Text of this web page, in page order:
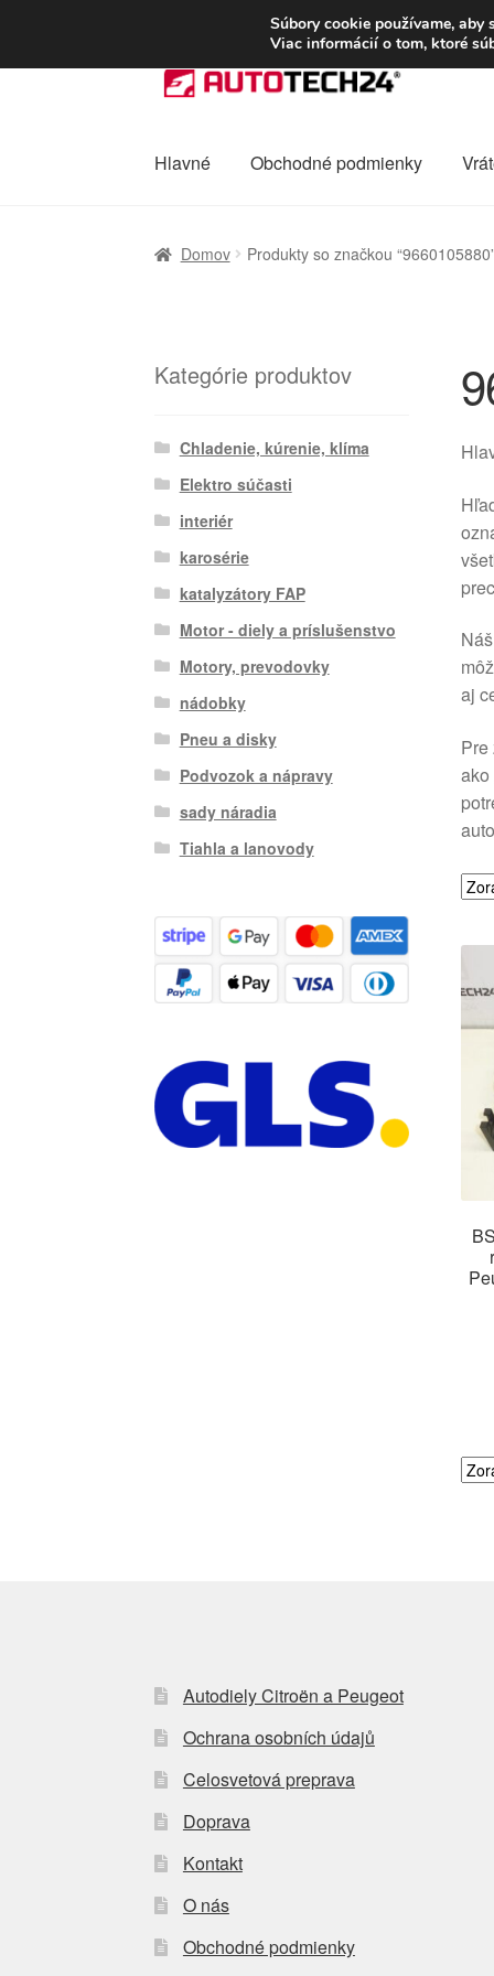
DOPRAVA od 6 EUR
Preskočiť
na
Preskočiť
na
Hlavné Obchodné podmienky
Domov Produkty so značkou
aj
ako
Kategórie produktov
Chladenie, kúrenie, klíma
Elektro súčasti
interiér
karosérie
katalyzátory FAP
Motor - diely a príslušenstvo
Motory, prevodovky
nádobky
Pneu a disky
Podvozok a nápravy
sady náradia
Tiahla a lanovody
Autodiely Citroën a Peugeot
Ochrana osobních údajů
Celosvetová preprava
Doprava
Kontakt
O nás
Obchodné podmienky
Súbory cookie používame,
Viac informácií o tom, ktoré